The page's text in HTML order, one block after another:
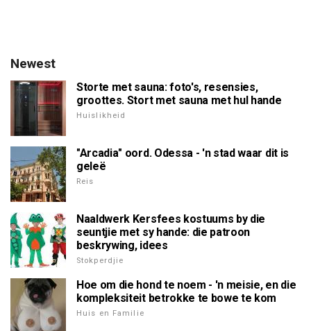
Newest
Storte met sauna: foto's, resensies,
groottes. Stort met sauna met hul hande
Huislikheid
"Arcadia" oord. Odessa - 'n stad waar dit is
geleë
Reis
Naaldwerk Kersfees kostuums by die
seuntjie met sy hande: die patroon
beskrywing, idees
Stokperdjie
Hoe om die hond te noem - 'n meisie, en die
kompleksiteit betrokke te bowe te kom
Huis en Familie